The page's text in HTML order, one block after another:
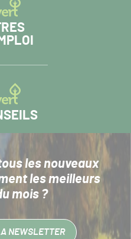
les nouveaux
les meilleurs
mois ?
NEWSLETTER